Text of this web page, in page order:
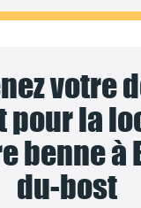
votre
pour la
benne à
du-bost